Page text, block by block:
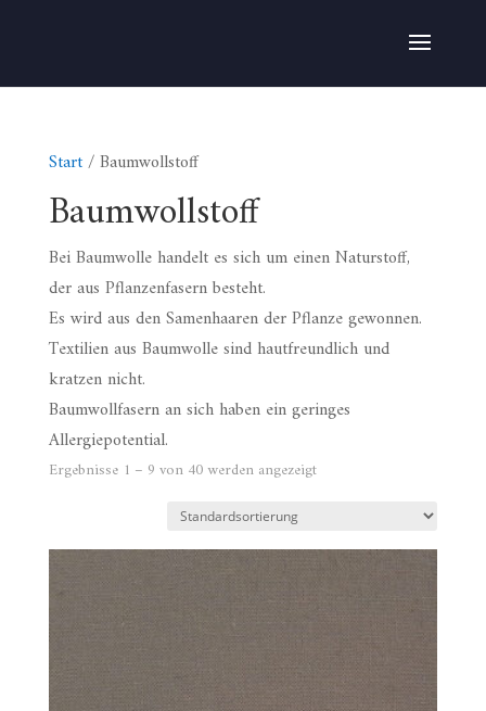
Start/ Baumwollstoff
Baumwollstoff
Bei Baumwolle handelt es sich um einen Naturstoff,
der aus Pflanzenfasern besteht.
Es wird aus den Samenhaaren der Pflanze gewonnen.
Textilien aus Baumwolle sind hautfreundlich und
kratzen nicht.
Baumwollfasern an sich haben ein geringes
Allergiepotential.
Ergebnisse 1 – 9 von 40 werden angezeigt